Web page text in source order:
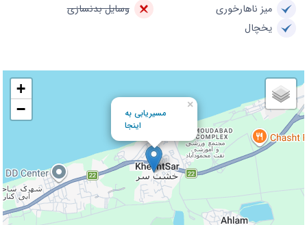
میز ناهارخوری
وسایل بدنسازی
یخچال
مسیریابی به
اینجا
×
+
−